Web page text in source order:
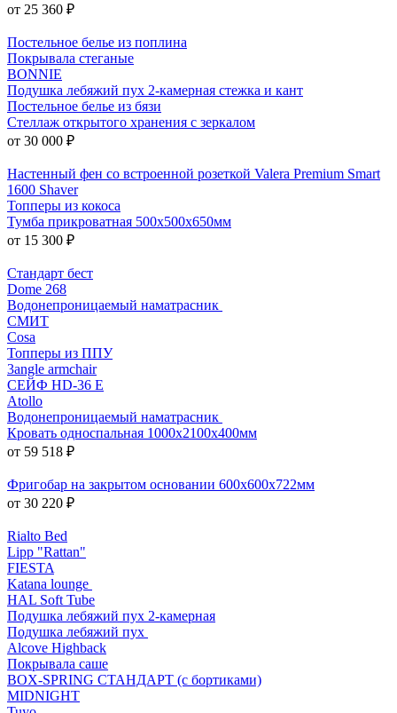
от 25 360 ₽
Постельное белье из поплина
Покрывала стеганые
BONNIE
Подушка лебяжий пух 2-камерная стежка и кант
Постельное белье из бязи
Стеллаж открытого хранения с зеркалом
от 30 000 ₽
Настенный фен со встроенной розеткой Valera Premium Smart
1600 Shaver
Топперы из кокоса
Тумба прикроватная 500x500x650мм
от 15 300 ₽
Стандарт бест
Dome 268
Водонепроницаемый наматрасник
СМИТ
Cosa
Топперы из ППУ
3angle armchair
СЕЙФ HD-36 E
Atollo
Водонепроницаемый наматрасник
Кровать односпальная 1000х2100х400мм
от 59 518 ₽
Фригобар на закрытом основании 600х600х722мм
от 30 220 ₽
Rialto Bed
Lipp "Rattan"
FIESTA
Katana lounge
HAL Soft Tube
Подушка лебяжий пух 2-камерная
Подушка лебяжий пух
Alcove Highback
Покрывала саше
BOX-SPRING СТАНДАРТ (с бортиками)
MIDNIGHT